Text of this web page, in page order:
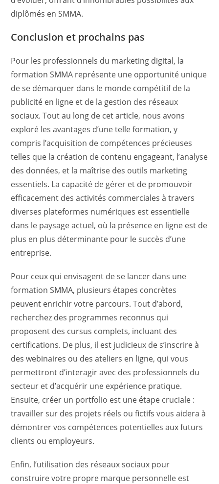
diplômés en SMMA.
Conclusion et prochains pas
Pour les professionnels du marketing digital, la
formation SMMA représente une opportunité unique
de se démarquer dans le monde compétitif de la
publicité en ligne et de la gestion des réseaux
sociaux. Tout au long de cet article, nous avons
exploré les avantages d’une telle formation, y
compris l’acquisition de compétences précieuses
telles que la création de contenu engageant, l’analyse
des données, et la maîtrise des outils marketing
essentiels. La capacité de gérer et de promouvoir
efficacement des activités commerciales à travers
diverses plateformes numériques est essentielle
dans le paysage actuel, où la présence en ligne est de
plus en plus déterminante pour le succès d’une
entreprise.
Pour ceux qui envisagent de se lancer dans une
formation SMMA, plusieurs étapes concrètes
peuvent enrichir votre parcours. Tout d’abord,
recherchez des programmes reconnus qui
proposent des cursus complets, incluant des
certifications. De plus, il est judicieux de s’inscrire à
des webinaires ou des ateliers en ligne, qui vous
permettront d’interagir avec des professionnels du
secteur et d’acquérir une expérience pratique.
Ensuite, créer un portfolio est une étape cruciale :
travailler sur des projets réels ou fictifs vous aidera à
démontrer vos compétences potentielles aux futurs
clients ou employeurs.
Enfin, l’utilisation des réseaux sociaux pour
construire votre propre marque personnelle est